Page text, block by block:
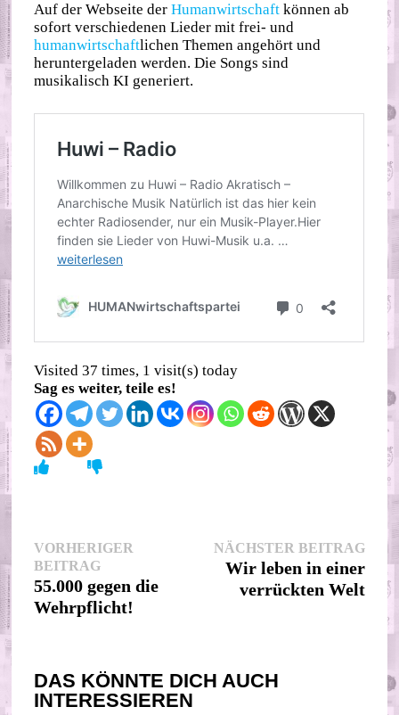
Auf der Webseite derHumanwirtschaft können ab
sofort verschiedenen Lieder mit frei- und
humanwirtschaftlichen Themen angehört und
heruntergeladen werden. Die Songs sind
musikalisch KI generiert.
Visited 37 times, 1 visit(s) today
Sag es weiter, teile es!
Beitragsnavigation
VORHERIGER
BEITRAGVorheriger
Beitrag:
55.000 gegen die
Wehrpflicht!
NÄCHSTER BEITRAG
Wir leben in einer
verrückten Welt
DAS KÖNNTE DICH AUCH
INTERESSIEREN